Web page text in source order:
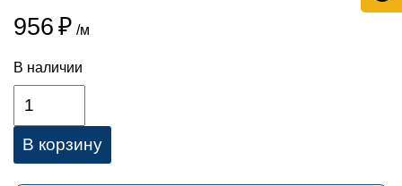
956 ₽ /м
В наличии
В корзину